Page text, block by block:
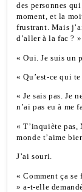
des personnes
moment, et la
frustrant. Mais
d’aller à la fac ? »
« Oui. Je suis un
« Qu’est-ce qui
« Je sais pas. Je
n’ai pas eu à me
« T’inquiète pas,
monde t’aime
J’ai souri.
« Comment ça se
» a-t-elle